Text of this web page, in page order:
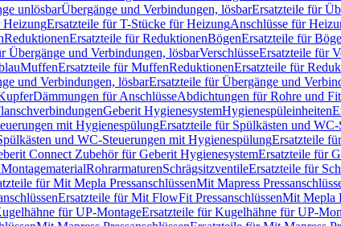
unlösbarÜbergänge und Verbindungen, lösbarErsatzteile für
HeizungErsatzteile für T-Stücke für HeizungAnschlüsse für
ReduktionenErsatzteile für ReduktionenBögenErsatzteile für
Übergänge und Verbindungen, lösbarVerschlüsseErsatzteile für
MuffenErsatzteile für MuffenReduktionenErsatzteile für
und Verbindungen, lösbarErsatzteile für Übergänge und
Dämmungen für AnschlüsseAbdichtungen für Rohre und
Geberit HygienesystemHygienespüleinheiten
mit HygienespülungErsatzteile für Spülkästen und
und WC-Steuerungen mit HygienespülungErsatzteile
Connect Zubehör für Geberit HygienesystemErsatzteile für
MontagematerialRohrarmaturenSchrägsitzventileErsatzteile für
für Mit Mepla PressanschlüssenMit Mapress
Ersatzteile für Mit FlowFit PressanschlüssenMit Mepla
für UP-MontageErsatzteile für Kugelhähne für UP-